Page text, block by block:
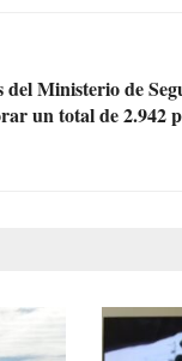
Ministerio de
un total de 2.942